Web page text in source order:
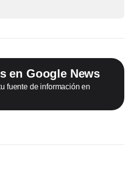
en Google News
fuente de información en